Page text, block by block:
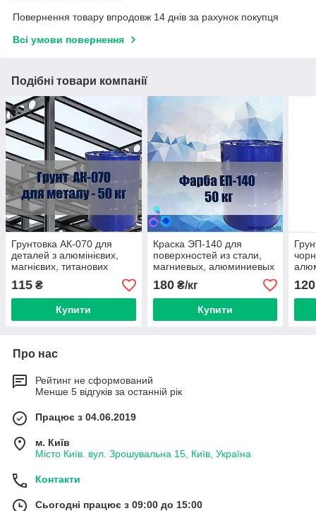
Повернення товару впродовж 14 днів за рахунок покупця
Всі умови повернення
Подібні товари компанії
Грунтовка АК-070 для
деталей з алюмінієвих,
магнієвих, титанових
сплавів і сталі вуглецевої і
нержавіючої.
115 ₴
Купити
Краска ЭП-140 для
поверхностей из стали,
магниевых, алюминиевых
и титановых сплавов
180₴/кг
Купити
120
Про нас
Рейтинг не сформований
Менше 5 відгуків за останній рік
Працює з 04.06.2019
м. Київ
Місто Київ. вул. Зрошувальна 15, Київ, Україна
Контакти
Сьогодні працює з 09:00 до 15:00